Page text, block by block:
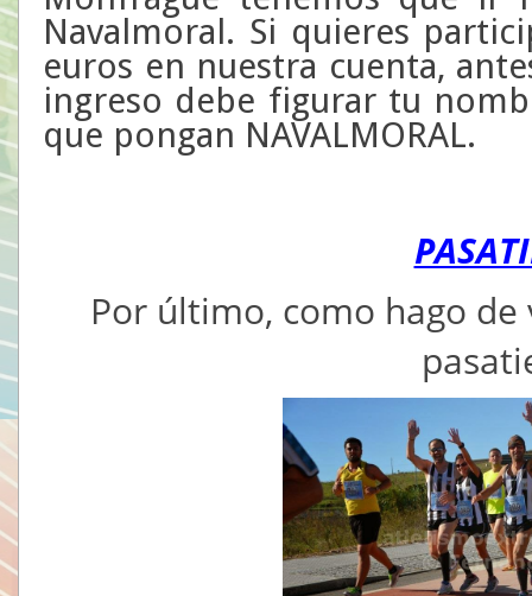
Navalmoral. Si quieres
euros en nuestra cuenta,
ingreso debe figurar tu
que pongan NAVALMORAL.
Por último, como hago